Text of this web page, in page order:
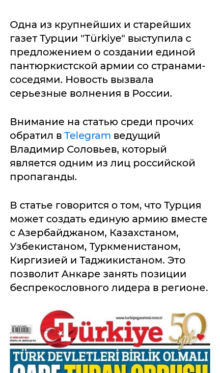
Одна из крупнейших и старейших
газет Турции "Türkiye" выступила с
предложением о создании единой
пантюркистской армии со странами-
соседями. Новость вызвала
серьезные волнения в России.
Внимание на статью среди прочих
обратил в Telegram ведущий
Владимир Соловьев, который
является одним из лиц российской
пропаганды.
В статье говорится о том, что Турция
может создать единую армию вместе
с Азербайджаном, Казахстаном,
Узбекистаном, Туркменистаном,
Киргизией и Таджикистаном. Это
позволит Анкаре занять позиции
беспрекословного лидера в регионе.